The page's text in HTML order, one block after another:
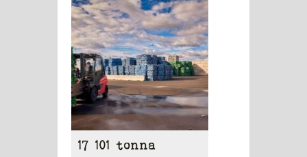
elérheti a 31,95
milliárd dollárt
17 101 tonna